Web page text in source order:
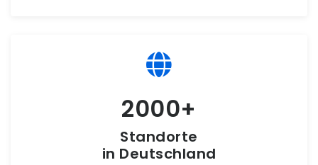
2000
Standorte
in Deutschland